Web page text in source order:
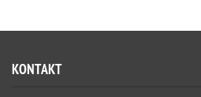
KONTAKT